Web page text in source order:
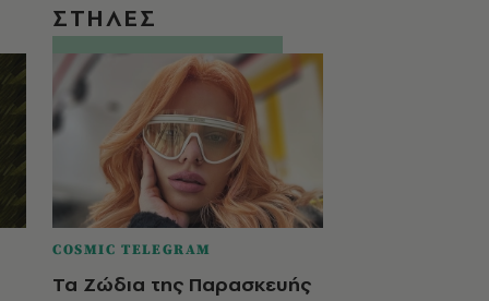
ΣΤΗΛΕΣ
COSMIC TELEGRAM
Τα Ζώδια της Παρασκευής